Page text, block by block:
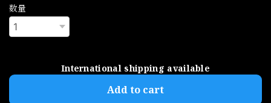
数量
International shipping available
Add to cart